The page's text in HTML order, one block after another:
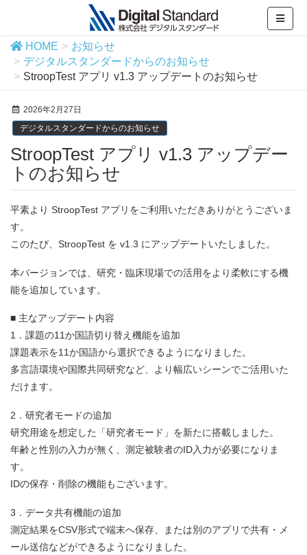
HOME
お知らせ
デジタルスタンダードからのお知らせ
StroopTest アプリ v1.3 アップデートのお知らせ
2026年2月27日
デジタルスタンダードからのお知らせ
StroopTest アプリ v1.3 アップデー
トのお知らせ
平素より StroopTest アプリをご利用いただきありがとうございま
す。
このたび、StroopTest を v1.3 にアップデートいたしました。
本バージョンでは、研究・臨床現場での活用をより柔軟にする機
能を追加しています。
■ 主なアップデート内容
1．課題の11か国語切り替え機能を追加
課題表示を11か国語から選択できるようになりました。
多言語環境や国際共同研究など、より幅広いシーンでご活用いた
だけます。
2．研究者モードの追加
研究用途を想定した「研究者モード」を新たに搭載しました。
年齢と性別の入力が無く、測定被験者のID入力が必要になりま
す。
IDの保存・削除の機能もございます。
3．データ共有機能の追加
測定結果をCSV形式で端末へ保存、または別のアプリで共有・メ
ール送信などができるようになりました。